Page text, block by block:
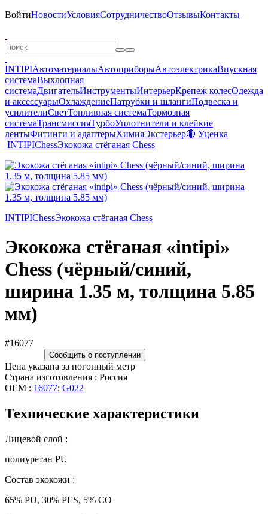
ВойтиНовостиУсловияСотрудничествоОтзывыКонтакты
INTIPIАвтоматериалыАвтоприборыАвтоэлектрикаВпускная
системаВыхлопная
системаДвигательИнструментыИнтерьерКрепеж колесОдежда
и аксессуарыОхлаждениеПатрубки и шлангиПодвеска и
усилителиСветТопливная системаТормозная
системаТрансмиссияТурбоУплотнители и клейкие
лентыФитинги и адаптерыХимияЭкстерьер🔴 Уценка
INTIPIChessЭкокожа стёганая Chess
INTIPIChessЭкокожа стёганая Chess
Экокожа стёганая «intipi»
Chess (чёрный/синий,
ширина 1.35 м, толщина 5.85
мм)
#16077
Сообщить о поступлении
Цена указана за погонный метр
Страна изготовления : Россия
OEM : 16077; G022
Технические характеристики
Лицевой слой :
полиуретан PU
Состав экокожи :
65% PU, 30% PES, 5% CO